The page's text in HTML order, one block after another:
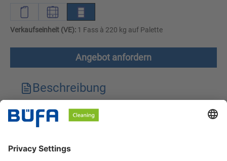
Verkaufseinheit (VE): 1 Fass à 220 kg auf Palette
Angebot anfordern
Beschreibung
Technische Merkmale
Sicherheitshinweise